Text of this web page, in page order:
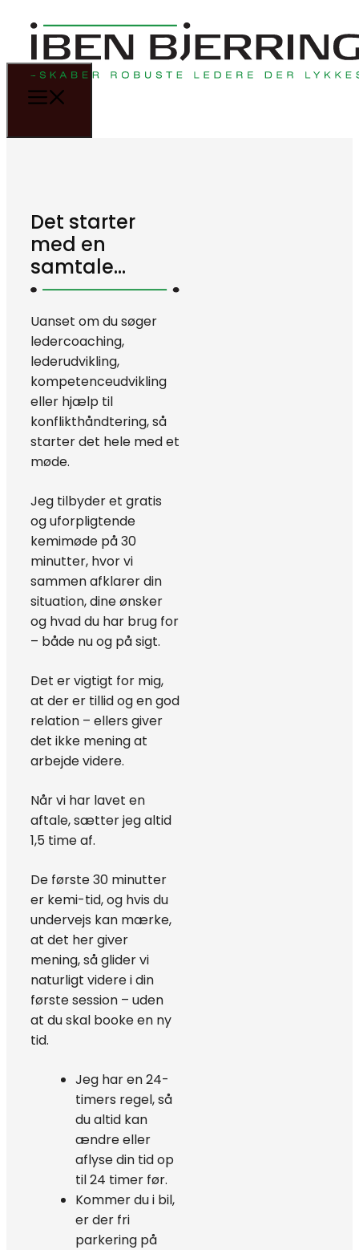
Det starter
med en
samtale…
Uanset om du søger
ledercoaching,
lederudvikling,
kompetenceudvikling
eller hjælp til
konflikthåndtering, så
starter det hele med et
møde.
Jeg tilbyder et gratis
og uforpligtende
kemimøde på 30
minutter, hvor vi
sammen afklarer din
situation, dine ønsker
og hvad du har brug for
– både nu og på sigt.
Det er vigtigt for mig,
at der er tillid og en god
relation – ellers giver
det ikke mening at
arbejde videre.
Når vi har lavet en
aftale, sætter jeg altid
1,5 time af.
De første 30 minutter
er kemi-tid, og hvis du
undervejs kan mærke,
at det her giver
mening, så glider vi
naturligt videre i din
første session – uden
at du skal booke en ny
tid.
Jeg har en 24-
timers regel, så
du altid kan
ændre eller
aflyse din tid op
til 24 timer før.
Kommer du i bil,
er der fri
parkering på